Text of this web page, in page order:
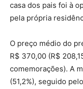
casa dos pais foi à
pela própria
O preço médio do
R$ 370,00 (R$
comemorações). A
(51,2%), seguido